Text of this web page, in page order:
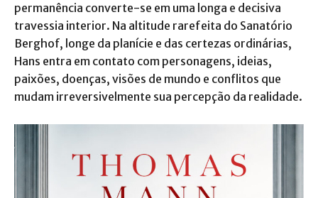
permanência converte-se em uma longa e decisiva
travessia interior. Na altitude rarefeita do Sanatório
Berghof, longe da planície e das certezas ordinárias,
Hans entra em contato com personagens, ideias,
paixões, doenças, visões de mundo e conflitos que
mudam irreversivelmente sua percepção da realidade.